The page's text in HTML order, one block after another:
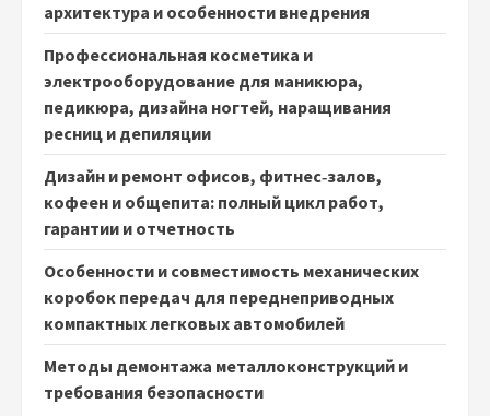
архитектура и особенности внедрения
Профессиональная косметика и
электрооборудование для маникюра,
педикюра, дизайна ногтей, наращивания
ресниц и депиляции
Дизайн и ремонт офисов, фитнес‑залов,
кофеен и общепита: полный цикл работ,
гарантии и отчетность
Особенности и совместимость механических
коробок передач для переднеприводных
компактных легковых автомобилей
Методы демонтажа металлоконструкций и
требования безопасности